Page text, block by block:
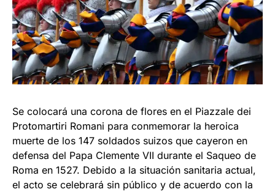
Se colocará una corona de flores en el Piazzale dei
Protomartiri Romani para conmemorar la heroica
muerte de los 147 soldados suizos que cayeron en
defensa del Papa Clemente VII durante el Saqueo de
Roma en 1527. Debido a la situación sanitaria actual,
el acto se celebrará sin público y de acuerdo con la